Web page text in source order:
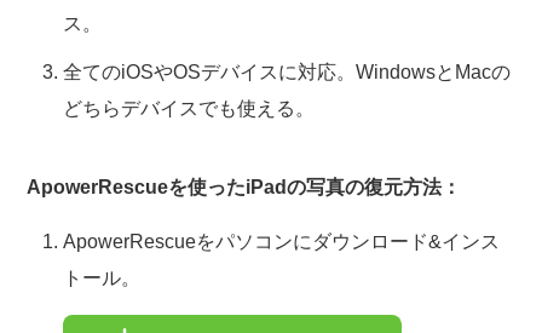
ス。
全てのiOSやOSデバイスに対応。WindowsとMacの
どちらデバイスでも使える。
ApowerRescueを使ったiPadの写真の復元方法：
ApowerRescueをパソコンにダウンロード&インス
トール。